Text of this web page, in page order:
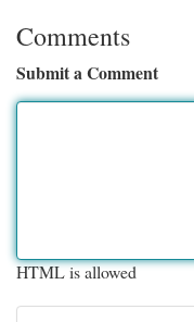
Comments
Submit a Comment
HTML is allowed